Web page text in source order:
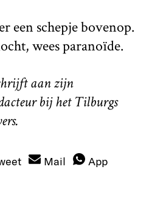
een schepje bovenop.
wees paranoïde.
aan zijn
bij het Tilburgs
Mail App